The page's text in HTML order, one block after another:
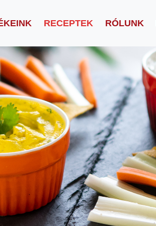
RECEPTEK RÓLUNK